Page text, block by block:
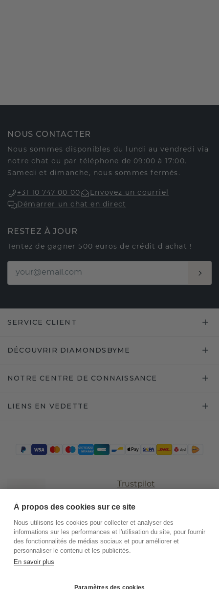
NOUS CONTACTER
Nous sommes disponibles du lundi au vendredi via
notre chat ou par téléphone de 09:00 à 17:00.
Samedi et dimanche, nous sommes fermés.
+31 10 747 00 00
Envoyez un courriel
Démarrer un chat en direct
RESTEZ À JOUR
Tentez de gagner 500 euros de crédit d'achat !
SERVICE CLIENT
DÉCOUVRIR DIAMONDSBYME
NOTRE CENTRE DE CONNAISSANCE
LIENS EN VEDETTE
Trustpilot
.DiamondsByMe
À propos des cookies sur ce site
Nous utilisons les cookies pour collecter et analyser des
informations sur les performances et l'utilisation du site, pour fournir
des fonctionnalités de médias sociaux et pour améliorer et
personnaliser le contenu et les publicités.
En savoir plus
Paramètres des cookies